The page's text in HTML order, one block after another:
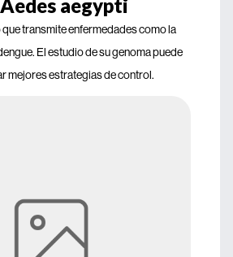
aegypti
transmite enfermedades como la
El estudio de su genoma puede
mejores estrategias de control.